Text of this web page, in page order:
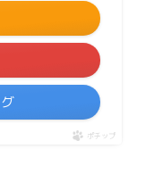
ポチップ